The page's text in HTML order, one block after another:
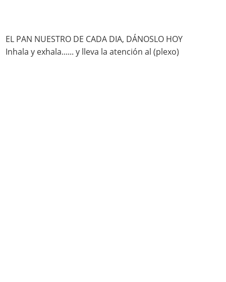
EL PAN NUESTRO DE CADA DIA, DÁNOSLO HOY
Inhala y exhala...... y lleva la atención al (plexo)